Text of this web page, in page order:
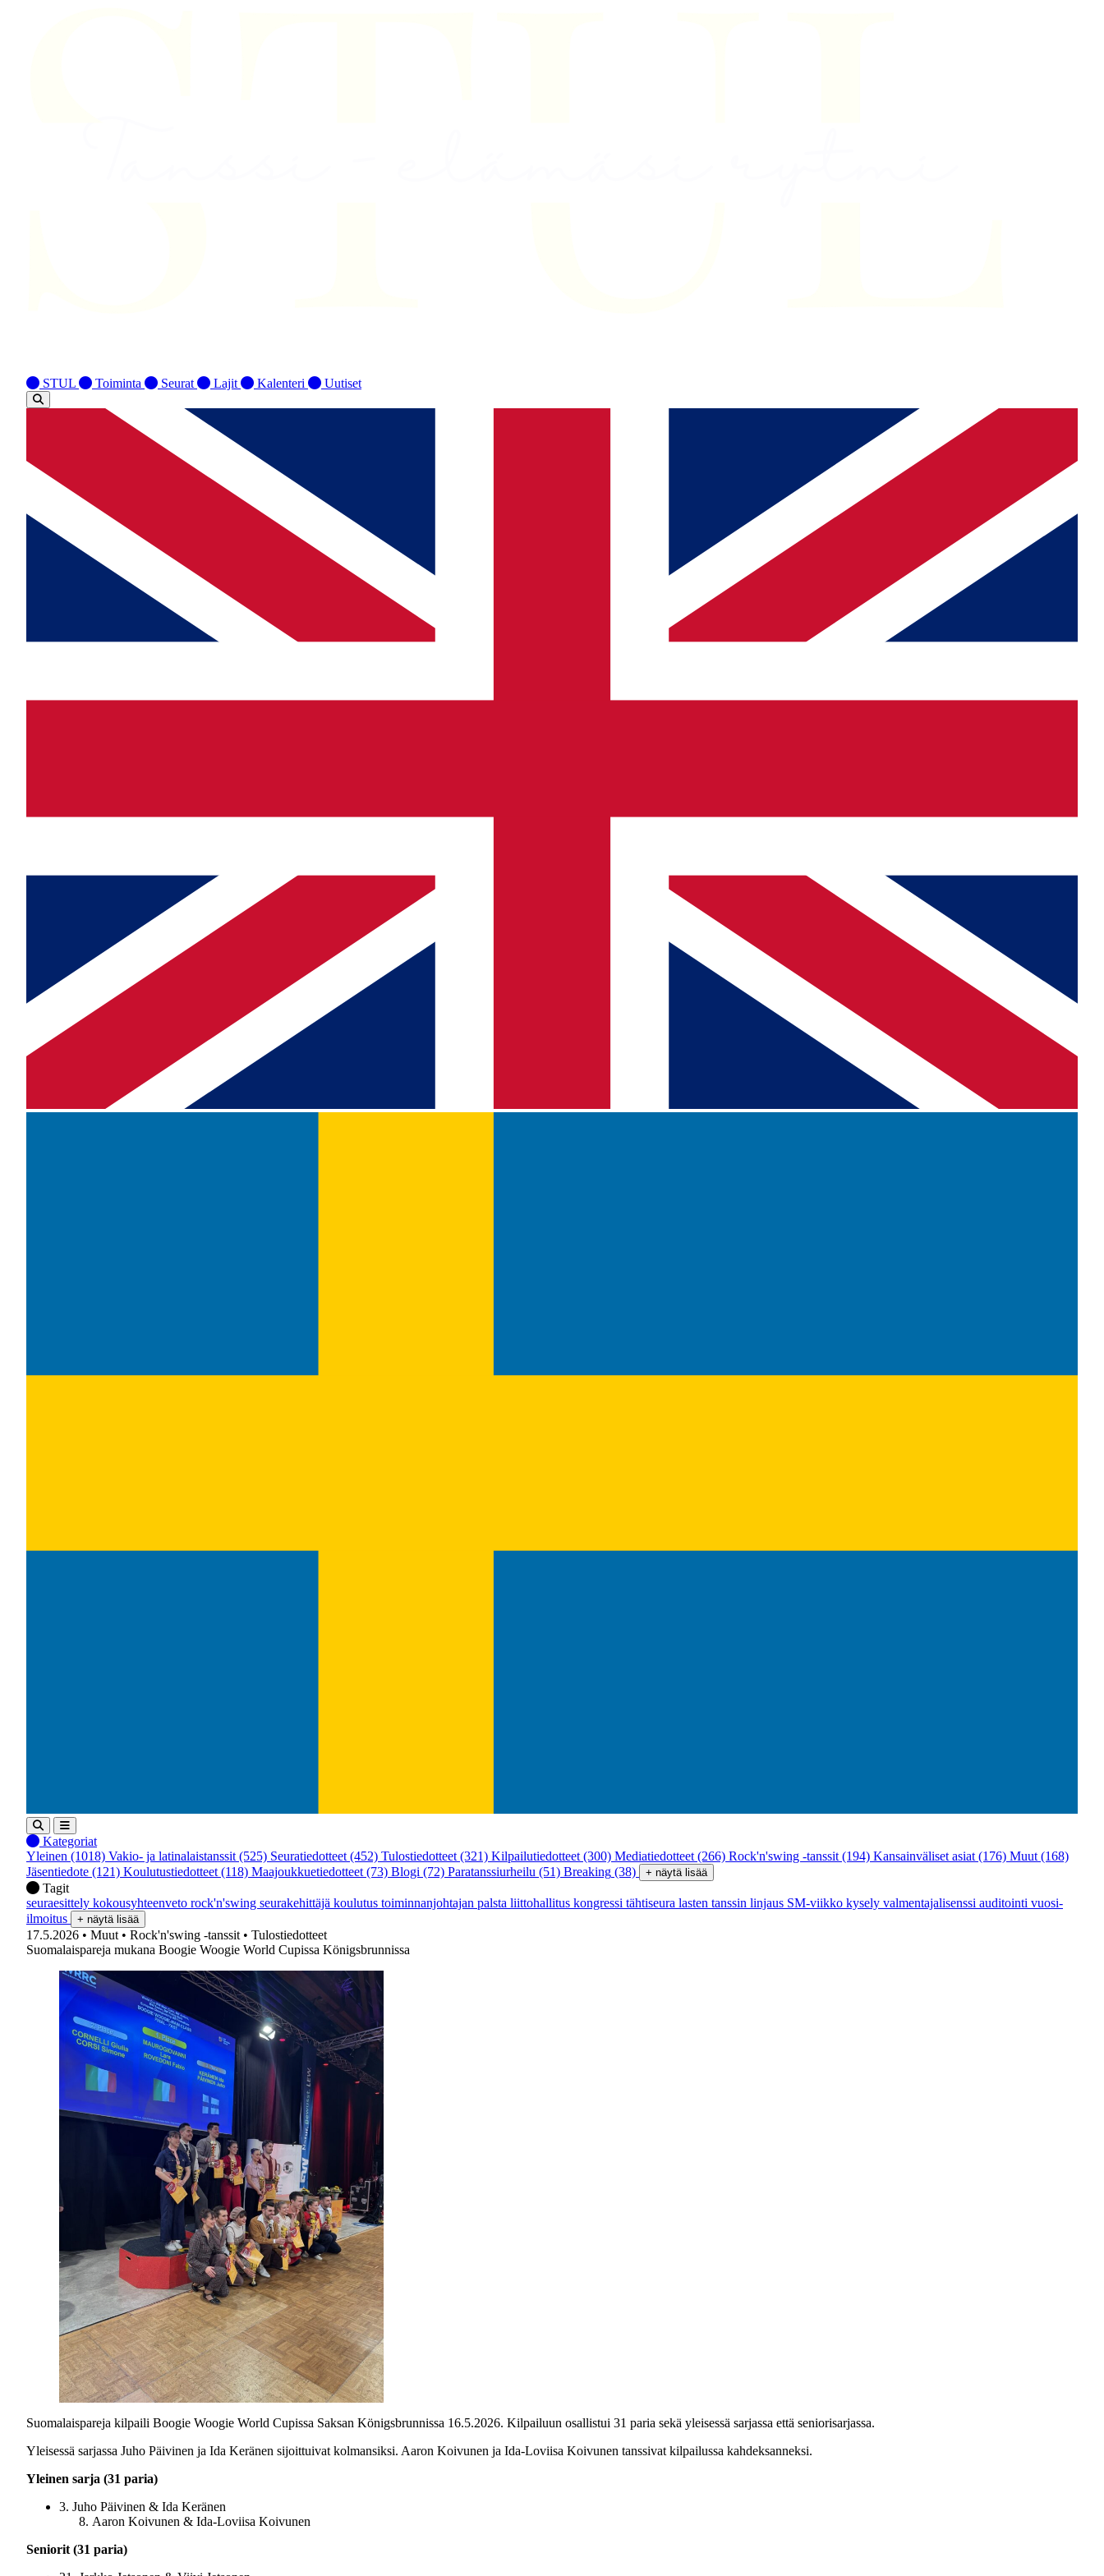
STUL Toiminta Seurat Lajit Kalenteri Uutiset
Kategoriat
Yleinen (1018) Vakio- ja latinalaistanssit (525) Seuratiedotteet (452) Tulostiedotteet (321) Kilpailutiedotteet (300) Mediatiedotteet (266) Rock'n'swing -tanssit (194) Kansainväliset asiat (176) Muut (168)
Jäsentiedote (121) Koulutustiedotteet (118) Maajoukkuetiedotteet (73) Blogi (72) Paratanssiurheilu (51) Breaking (38) + näytä lisää
Tagit
seuraesittely kokousyhteenveto rock'n'swing seurakehittäjä koulutus toiminnanjohtajan palsta liittohallitus kongressi tähtiseura lasten tanssin linjaus SM-viikko kysely valmentajalisenssi auditointi vuosi-
ilmoitus
+ näytä lisää
17.5.2026 • Muut • Rock'n'swing -tanssit • Tulostiedotteet
Suomalaispareja mukana Boogie Woogie World Cupissa Königsbrunnissa
Suomalaispareja kilpaili Boogie Woogie World Cupissa Saksan Königsbrunnissa 16.5.2026. Kilpailuun osallistui 31 paria sekä yleisessä sarjassa että seniorisarjassa.
Yleisessä sarjassa Juho Päivinen ja Ida Keränen sijoittuivat kolmansiksi. Aaron Koivunen ja Ida-Loviisa Koivunen tanssivat kilpailussa kahdeksanneksi.
Yleinen sarja (31 paria)
3. Juho Päivinen & Ida Keränen
Aaron Koivunen & Ida-Loviisa Koivunen
Seniorit (31 paria)